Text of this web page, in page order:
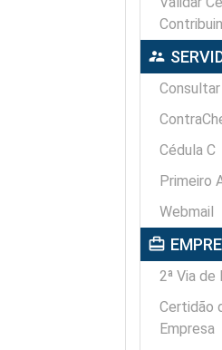
supervisor_account
Cédula C
Primeiro
Webmail
card_travel
2ª Via
Certidão
Empresa